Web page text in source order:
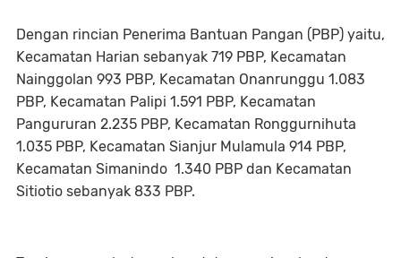
Dengan rincian Penerima Bantuan Pangan (PBP) yaitu,
Kecamatan Harian sebanyak 719 PBP, Kecamatan
Nainggolan 993 PBP, Kecamatan Onanrunggu 1.083
PBP, Kecamatan Palipi 1.591 PBP, Kecamatan
Pangururan 2.235 PBP, Kecamatan Ronggurnihuta
1.035 PBP, Kecamatan Sianjur Mulamula 914 PBP,
Kecamatan Simanindo 1.340 PBP dan Kecamatan
Sitiotio sebanyak 833 PBP.